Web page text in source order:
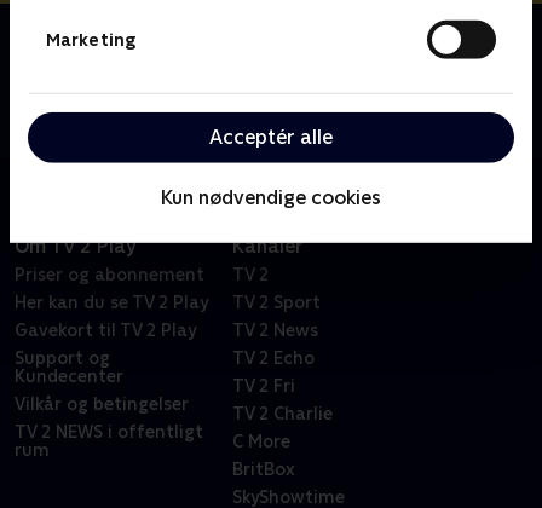
Marketing
Acceptér alle
Kun nødvendige cookies
Om Venskabsbyen
og Ellie er aldrig langt væk, når nogen mangler hjælp.
Om TV 2 Play
Priser og abonnement
Her kan du se TV 2 Play
Gavekort til TV 2 Play
Support og
Kundecenter
Vilkår og betingelser
TV 2 NEWS i offentligt
rum
Kanaler
TV 2
TV 2 Sport
TV 2 News
TV 2 Echo
TV 2 Fri
TV 2 Charlie
C More
BritBox
SkyShowtime